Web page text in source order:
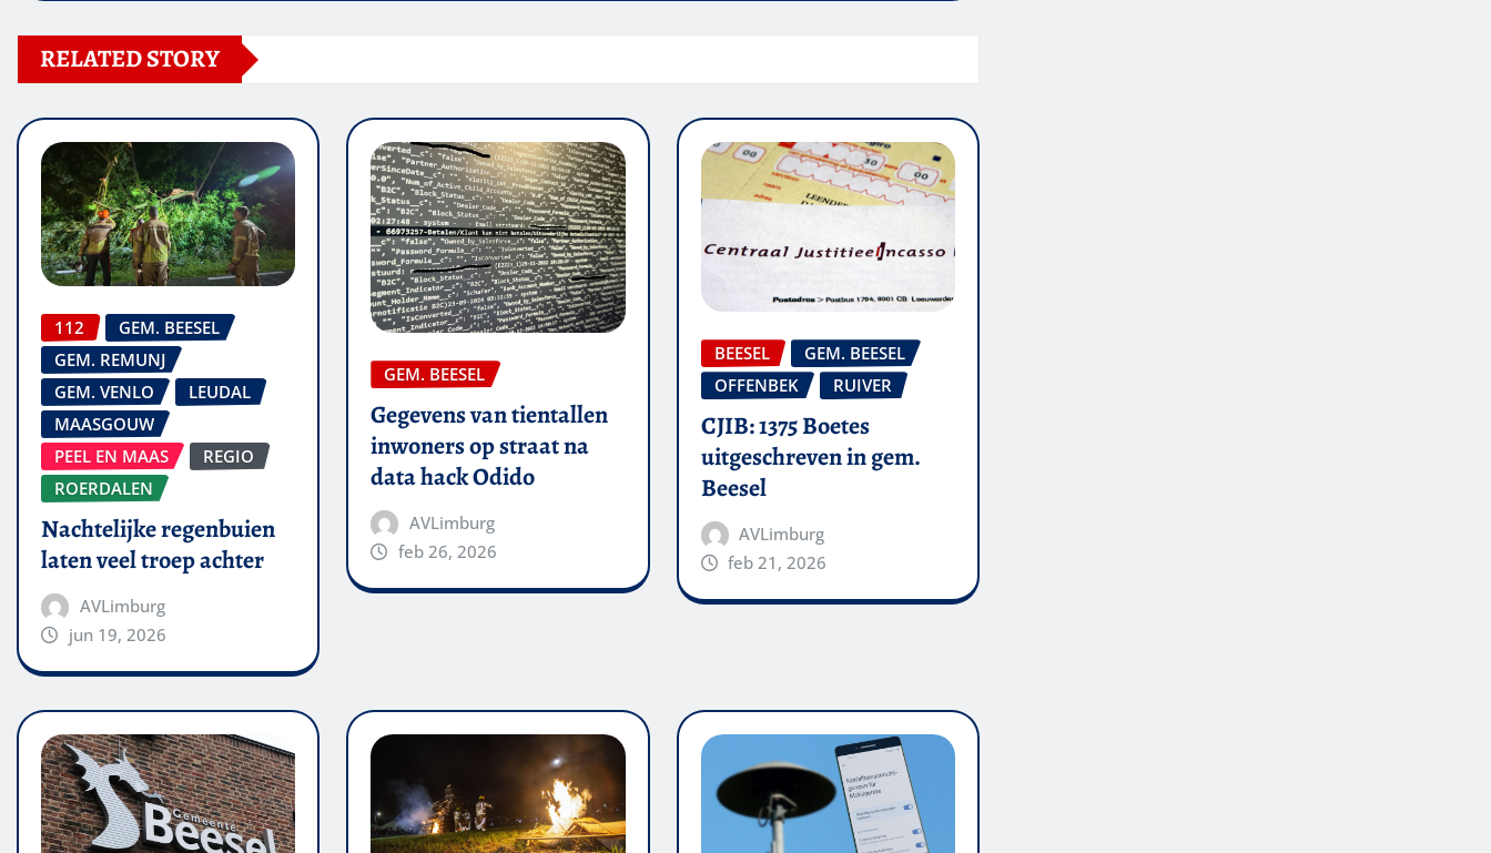
RELATED STORY
112
GEM. BEESEL
GEM. REMUNJ
GEM. VENLO
LEUDAL
MAASGOUW
PEEL EN MAAS
REGIO
ROERDALEN
Nachtelijke regenbuien
laten veel troep achter
AVLimburg
jun 19, 2026
GEM. BEESEL
Gegevens van tientallen
inwoners op straat na
data hack Odido
AVLimburg
feb 26, 2026
BEESEL
GEM. BEESEL
OFFENBEK
RUIVER
CJIB: 1375 Boetes
uitgeschreven in gem.
Beesel
AVLimburg
feb 21, 2026